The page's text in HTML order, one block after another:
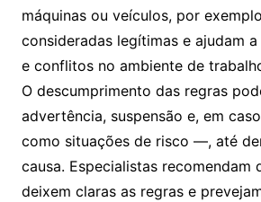
máquinas ou veículos, por
consideradas legítimas e ajudam
e conflitos no ambiente de
O descumprimento das regras
advertência, suspensão e, em
como situações de risco —, até
causa. Especialistas recomendam
deixem claras as regras e